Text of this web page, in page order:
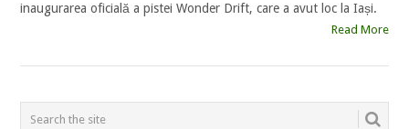
inaugurarea oficială a pistei Wonder Drift, care a avut loc la Iași.
Read More
POSTS